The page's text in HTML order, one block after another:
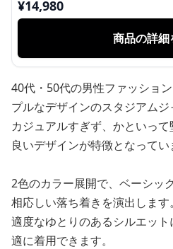
¥14,980
商品の詳細
40代・50代の男性ファッショ
プルなデザインのスタジアムジ
カジュアルすぎず、かといっ
良いデザインが特徴となってい
2色のカラー展開で、ベーシッ
相応しい落ち着きを演出します。
適度なゆとりのあるシルエッ
適に着用できます。